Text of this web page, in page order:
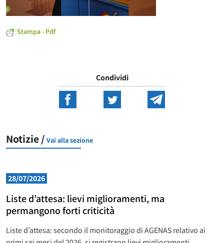
Stampa - Pdf
Condividi
Notizie / Vai alla sezione
28/07/2026
Liste d’attesa: lievi miglioramenti, ma
permangono forti criticità
Liste d’attesa: secondo il monitoraggio di AGENAS relativo ai